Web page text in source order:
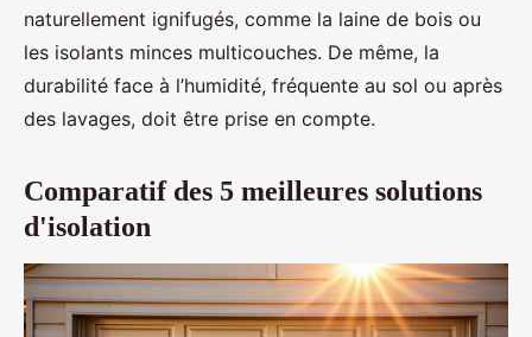
naturellement ignifugés, comme la laine de bois ou
les isolants minces multicouches. De même, la
durabilité face à l’humidité, fréquente au sol ou après
des lavages, doit être prise en compte.
Comparatif des 5 meilleures solutions
d'isolation